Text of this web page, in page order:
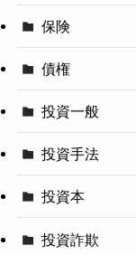
保険
債権
投資一般
投資手法
投資本
投資詐欺